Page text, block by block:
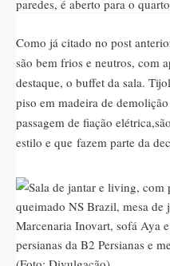
paredes, é aberto para o
Como já citado no post
são bem frios e neutros, com
destaque, o buffet da sala.
piso em madeira de
passagem de fiação
estilo e que fazem parte da